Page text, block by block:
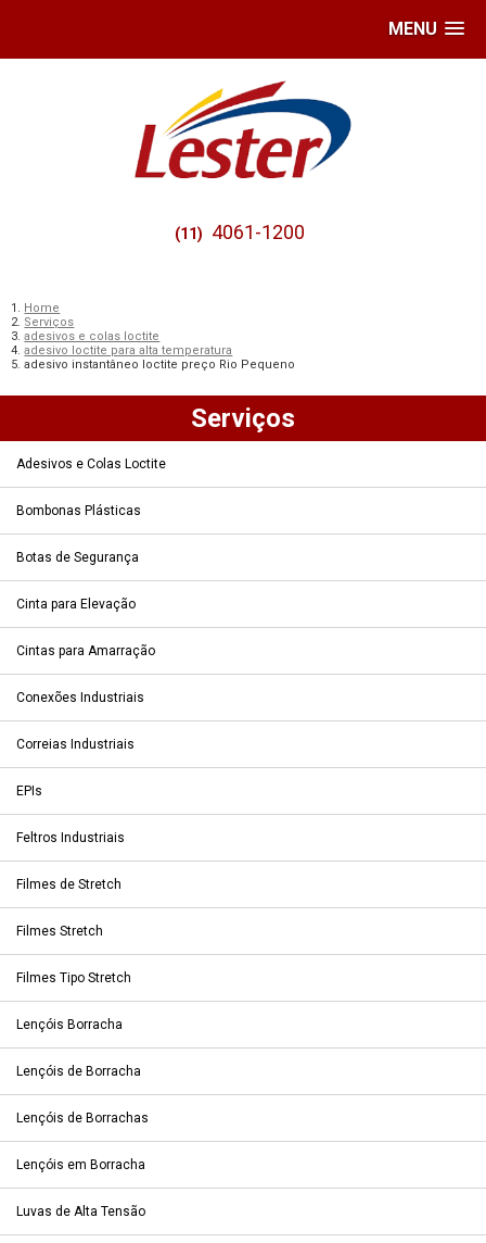
MENU
(11) 4061-1200
Home
Serviços
adesivos e colas loctite
adesivo loctite para alta temperatura
adesivo instantâneo loctite preço Rio Pequeno
Serviços
Adesivos e Colas Loctite
Bombonas Plásticas
Botas de Segurança
Cinta para Elevação
Cintas para Amarração
Conexões Industriais
Correias Industriais
EPIs
Feltros Industriais
Filmes de Stretch
Filmes Stretch
Filmes Tipo Stretch
Lençóis Borracha
Lençóis de Borracha
Lençóis de Borrachas
Lençóis em Borracha
Luvas de Alta Tensão